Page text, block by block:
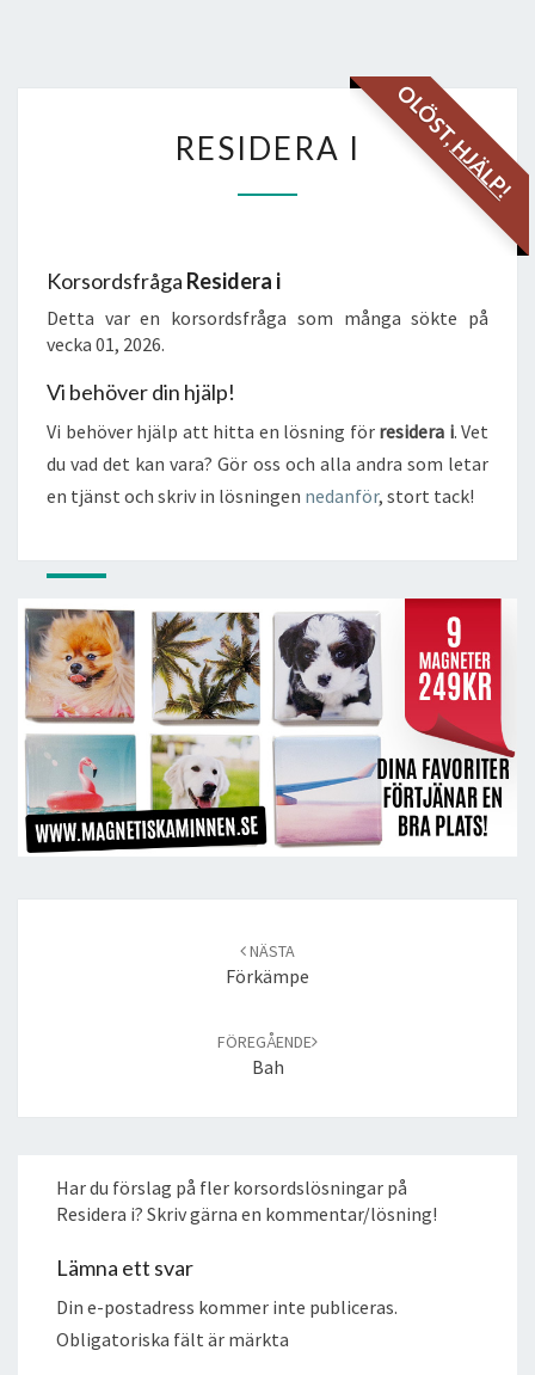
OLÖST,
HJÄLP!
I
RESIDERA I
Korsordsfråga Residera i
Detta var en korsordsfråga som många sökte på
vecka 01, 2026.
Vi behöver din hjälp!
Vi behöver hjälp att hitta en lösning för residera i. Vet
du vad det kan vara? Gör oss och alla andra som letar
en tjänst och skriv in lösningen nedanför, stort tack!
NÄSTA
Förkämpe
FÖREGÅENDE
Bah
Har du förslag på fler korsordslösningar på
Residera i? Skriv gärna en kommentar/lösning!
Lämna ett svar
Din e-postadress kommer inte publiceras.
Obligatoriska fält är märkta